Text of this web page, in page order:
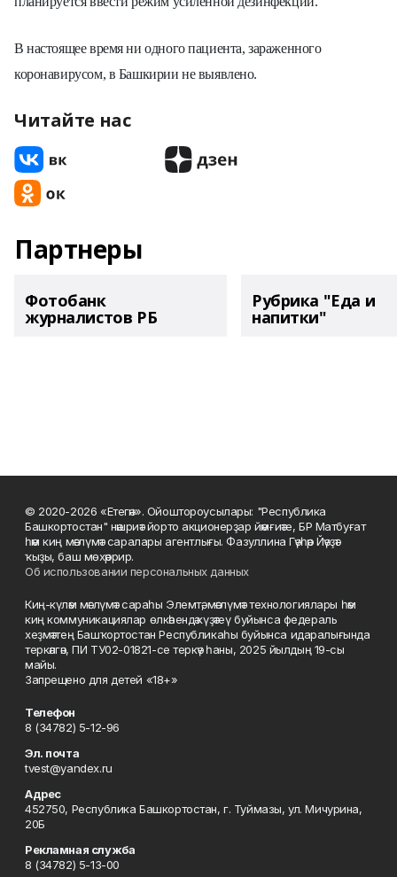
В настоящее время ни одного пациента, зараженного
коронавирусом, в Башкирии не выявлено.
Читайте нас
Партнеры
Фотобанк
журналистов РБ
Рубрика "Еда и
напитки"
© 2020-2026 «Етегән». Ойоштороусылары: "Республика
Башкортостан" нәшриәт йорто акционерҙар йәмғиәте, БР Матбуғат
һәм киң мәғлүмәт саралары агентлығы. Фазуллина Гәүһәр Йәүҙәт
ҡыҙы, баш мөхәррир.
Об использовании персональных данных
Киң-күләм мәғлүмәт сараһы Элемтә, мәғлүмәт технологиялары һәм
киң коммуникациялар өлкәһендә күҙәтеү буйынса федераль
хеҙмәттең Башҡортостан Республикаһы буйынса идаралығында
теркәлгән, ПИ ТУ02-01821-се теркәү һаны, 2025 йылдың 19-сы
майы.
Запрещено для детей «18+»
Телефон
8 (34782) 5-12-96
Эл. почта
tvest@yandex.ru
Адрес
452750, Республика Башкортостан, г. Туймазы, ул. Мичурина,
20Б
Рекламная служба
8 (34782) 5-13-00